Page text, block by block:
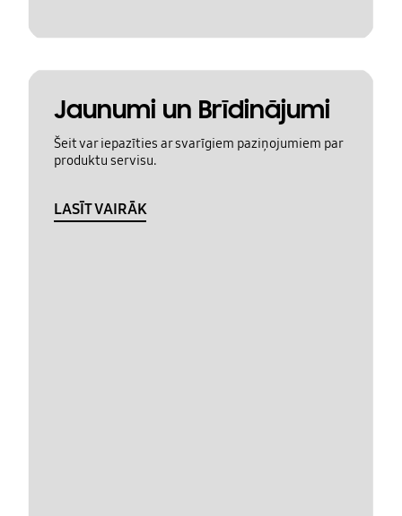
Jaunumi un Brīdinājumi
Šeit var iepazīties ar svarīgiem paziņojumiem par
produktu servisu.
LASĪT VAIRĀK